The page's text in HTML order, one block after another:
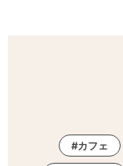
カフェ